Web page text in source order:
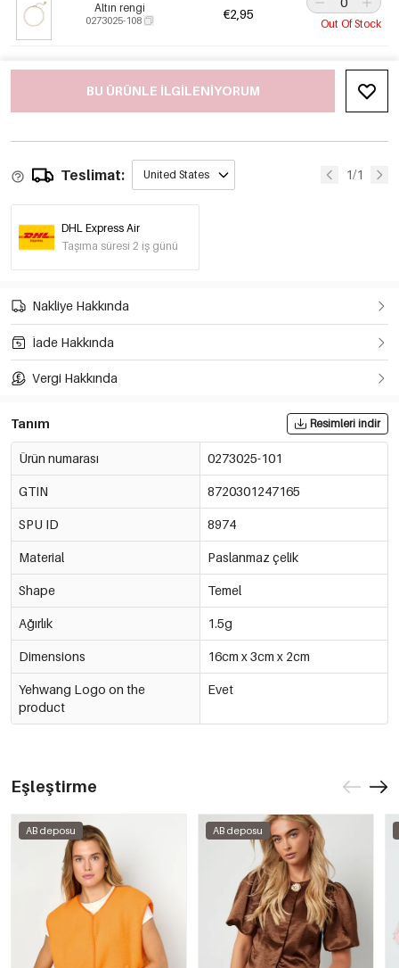
Altın rengi
0273025-108 €2,95
Out Of Stock
BU ÜRÜNLE ILGILENIYORUM
Teslimat: United States 1/1
DHL Express Air
Taşıma süresi 2 iş günü
Nakliye Hakkında
İade Hakkında
Vergi Hakkında
Tanım Resimleri indir
Ürün numarası 0273025-101
GTIN 8720301247165
SPU ID 8974
Material Paslanmaz çelik
Shape Temel
Ağırlık 1.5g
Dimensions 16cm x 3cm x 2cm
Yehwang Logo on the
product
Evet
Eşleştirme
AB deposu AB deposu